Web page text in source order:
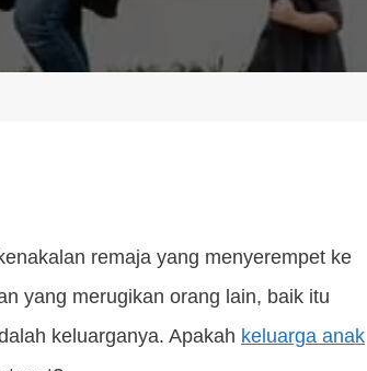
remaja yang menyerempet ke
yang merugikan orang lain, baik itu
keluarganya. Apakah keluarga anak